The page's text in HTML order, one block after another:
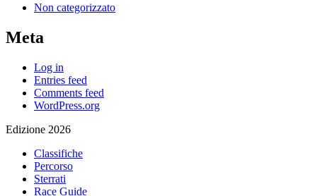
Non categorizzato
Meta
Log in
Entries feed
Comments feed
WordPress.org
Edizione 2026
Classifiche
Percorso
Sterrati
Race Guide